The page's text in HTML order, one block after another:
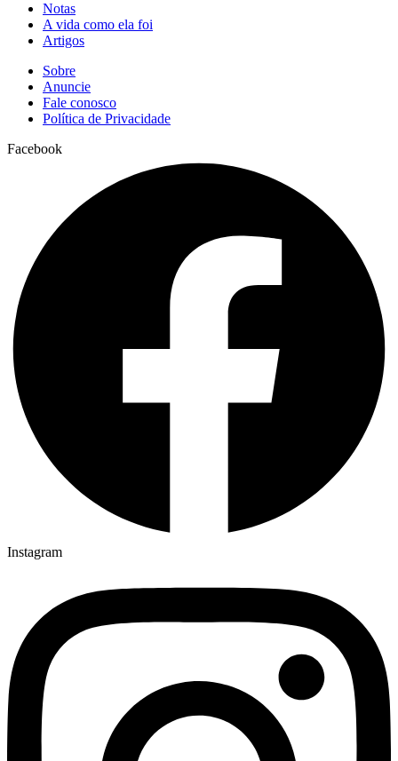
Notas
A vida como ela foi
Artigos
Sobre
Anuncie
Fale conosco
Política de Privacidade
Facebook
Instagram